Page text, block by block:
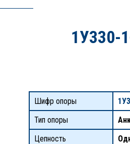
1У330-
Шифр опоры
Тип опоры
Цепность